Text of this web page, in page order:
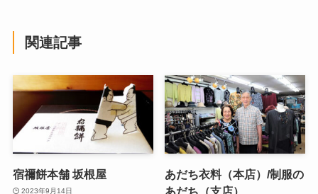
関連記事
宿禰餅本舗 坂根屋
2023年9月14日
あだち衣料（本店）/制服の
あだち（支店）